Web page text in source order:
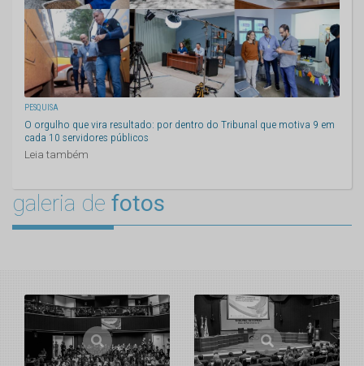
PESQUISA
O orgulho que vira resultado: por dentro do Tribunal que motiva 9 em
cada 10 servidores públicos
Leia também
galeria de fotos